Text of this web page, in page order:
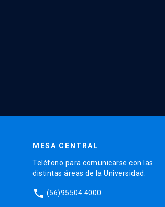
MESA CENTRAL
Teléfono para comunicarse con las
distintas áreas de la Universidad.
phone (56)95504 4000